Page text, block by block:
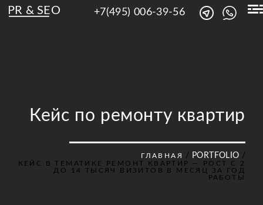
PR & SEO +7(495) 006-39-56
Кейс по ремонту квартир
ГЛАВНАЯ / PORTFOLIO /
КЕЙС В ТЕМАТИКЕ РЕМОНТ КВАРТИР — РОСТ С 2
ДО 14 ТЫСЯЧ ВИЗИТОВ В МЕСЯЦ ЗА ГОД
РАБОТЫ